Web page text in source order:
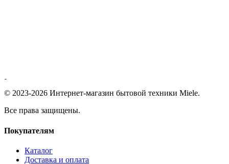
© 2023-2026 Интернет-магазин бытовой техники Miele.
Все права защищены.
Покупателям
Каталог
Доставка и оплата